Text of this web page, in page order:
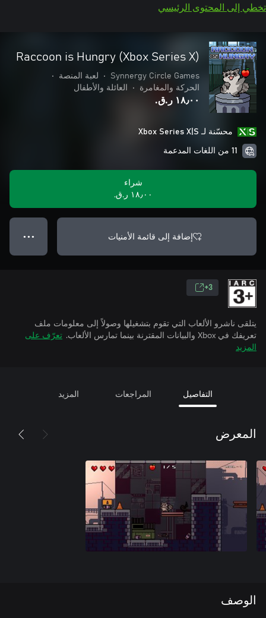
تخطي إلى المحتوى الرئيسي
Raccoon is Hungry (Xbox Series X)
Synnergy Circle Games
• لعبة المنصة
•
الحركة والمغامرة
• العائلة والأطفال
١٨٫٠٠ ر.ق.‏
محسّنة لـ Xbox Series X|S
11 من اللغات المدعمة
شراء
١٨٫٠٠ ر.ق.‏
إضافة إلى قائمة الأمنيات ● ● ●
3+
يتلقى ناشرو الألعاب التي تقوم بتشغيلها وصولاً إلى معلومات ملف
تعريفك في Xbox والبيانات المقترنة بينما تمارس الألعاب.
تعرّف على
المزيد
التفاصيل المراجعات المزيد
المعرض
الوصف